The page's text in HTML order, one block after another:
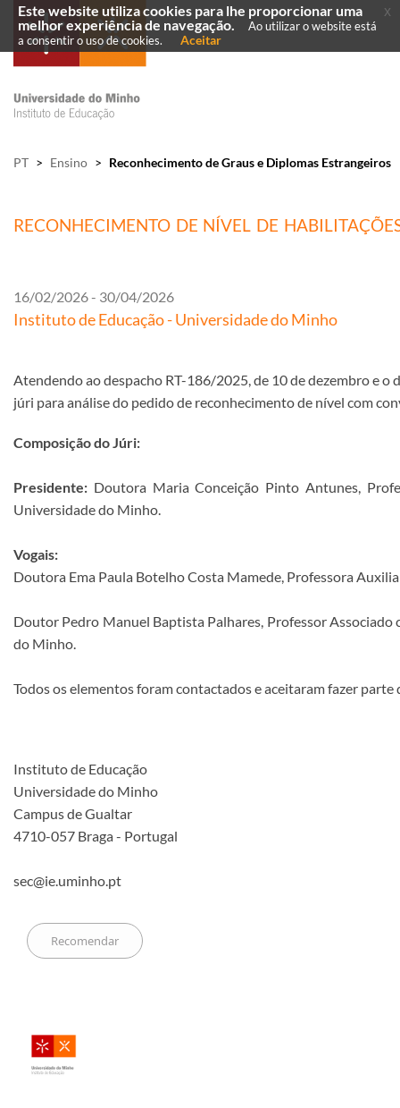
PT > Ensino > Reconhecimento de Graus e Diplomas Estrangeiros
RECONHECIMENTO DE NÍVEL DE
16/02/2026 - 30/04/2026
Instituto de Educação - Universidade do Minho
Atendendo ao despacho RT-186/2025, de 10 de dezembro e o
júri para análise do pedido de reconhecimento de nível com
Composição do Júri:
Presidente: Doutora Maria Conceição Pinto Antunes,
Universidade do Minho.
Vogais:
Doutora Ema Paula Botelho Costa Mamede, Professora
Doutor Pedro Manuel Baptista Palhares, Professor
do Minho.
Todos os elementos foram contactados e aceitaram fazer parte
Instituto de Educação
Universidade do Minho
Campus de Gualtar
4710-057 Braga - Portugal
sec@ie.uminho.pt
Este website utiliza cookies para lhe proporcionar uma
melhor experiência de navegação.
Ao utilizar o website está
a consentir o uso de cookies.
Aceitar
x